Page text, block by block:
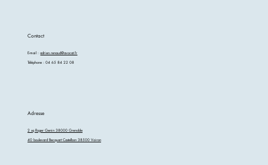
Adresse
2 sq Roger Genin 38000 Grenoble
40 boulevard Becquart Castelbon 38500 Voiron
Contact
E-mail :adrien.renaud@avocat.fr
Téléphone : 04 65 84 22 08